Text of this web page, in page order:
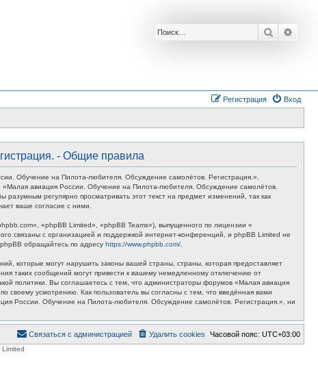
Поиск
Вход
Регистрация
- Общие правила
Обучение на Пилота-любителя. Обсуждение самолётов. Регистрация.»,
авиация России. Обучение на Пилота-любителя. Обсуждение самолётов.
регулярно просматривать этот текст на предмет изменений, так как
ваше согласие с ними.
«phpBB Limited», «phpBB Teams»), выпущенного по лицензии «
связаны с организацией и поддержкой интернет-конференций, и phpBB Limited не
обращайтесь по адресу https://www.phpbb.com/
которые могут нарушить законы вашей страны, страны, которая предоставляет
таких сообщений могут привести к вашему немедленному отключению от
политики. Вы соглашаетесь с тем, что администраторы форумов «Малая авиация
усмотрению. Как пользователь вы согласны с тем, что введённая вами
России. Обучение на Пилота-любителя. Обсуждение самолётов. Регистрация.», ни
Часовой пояс: UTC+03:00
Удалить cookies
Связаться с администрацией